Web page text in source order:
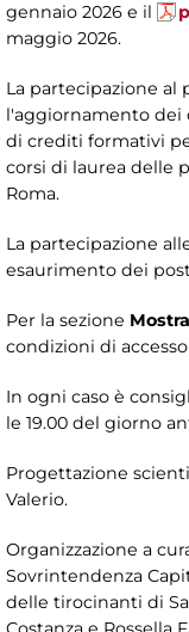
gennaio 2026 e il
maggio 2026.
La partecipazione al
l'aggiornamento dei
di crediti formativi
corsi di laurea delle
Roma.
La partecipazione
esaurimento dei
Per la sezione
condizioni di
In ogni caso è
le 19.00 del giorno
Progettazione
Valerio.
Organizzazione a
Sovrintendenza
delle tirocinanti di